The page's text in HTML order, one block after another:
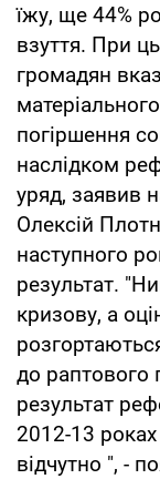
їжу, ще 44%
взуття. При
громадян
погіршення
наслідком
уряд, заявив
Олексій
наступного
результат.
кризову, а
до раптового
результат
2012-13
відчутно ", -